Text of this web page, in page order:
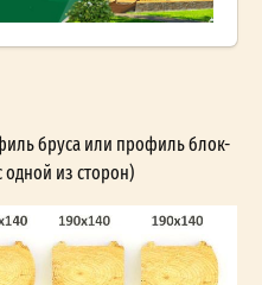
бруса или профиль блок-
из сторон)